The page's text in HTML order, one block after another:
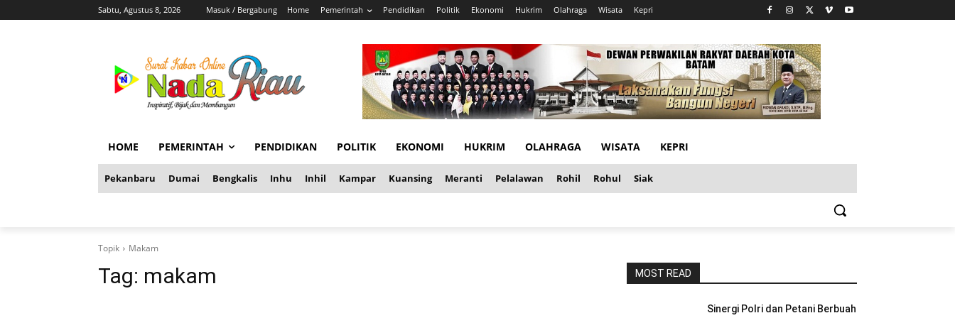
Sabtu, Agustus 8, 2026 Masuk / Bergabung Home Pemerintah Pendidikan Politik Ekonomi Hukrim Olahraga Wisata Kepri
HOME PEMERINTAH PENDIDIKAN POLITIK EKONOMI HUKRIM OLAHRAGA WISATA KEPRI
Pekanbaru Dumai Bengkalis Inhu Inhil Kampar Kuansing Meranti Pelalawan Rohil Rohul Siak
Topik Makam
Tag: makam MOST READ
Sinergi Polri dan Petani Berbuah